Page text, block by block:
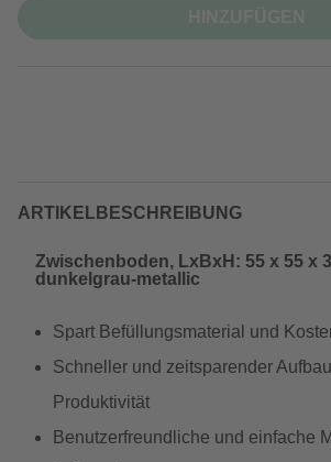
ARTIKELBESCHREIBUNG
Zwischenboden, LxBxH: 55 x 55 x
dunkelgrau-metallic
Spart Befüllungsmaterial und
Schneller und zeitsparender
Produktivität
Benutzerfreundliche und einfache